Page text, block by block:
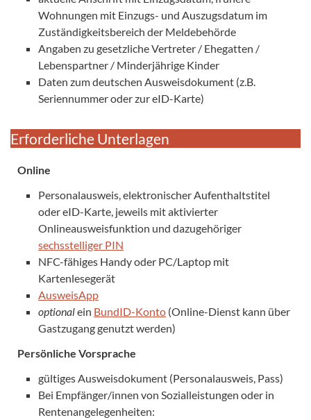
Wohnungen mit Einzugs- und Auszugsdatum im
Zuständigkeitsbereich der Meldebehörde
Angaben zu gesetzliche Vertreter / Ehegatten /
Lebenspartner / Minderjährige Kinder
Daten zum deutschen Ausweisdokument (z.B.
Seriennummer oder zur eID-Karte)
Erforderliche Unterlagen
Online
Personalausweis, elektronischer Aufenthaltstitel
oder eID-Karte, jeweils mit aktivierter
Onlineausweisfunktion und dazugehöriger
sechsstelliger PIN
NFC-fähiges Handy oder PC/Laptop mit
Kartenlesegerät
AusweisApp
optionalein BundID-Konto (Online-Dienst kann über
Gastzugang genutzt werden)
Persönliche Vorsprache
gültiges Ausweisdokument (Personalausweis, Pass)
Bei Empfänger/innen von Sozialleistungen oder in
Rentenangelegenheiten: